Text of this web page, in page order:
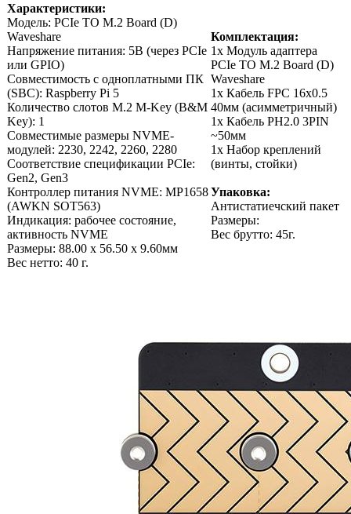
Характеристики:
Модель: PCIe TO M.2 Board (D)
Waveshare
Напряжение питания: 5В (через PCIe
или GPIO)
Совместимость с одноплатными ПК
(SBC): Raspberry Pi 5
Количество слотов M.2 M-Key (B&M
Key): 1
Совместимые размеры NVME-
модулей: 2230, 2242, 2260, 2280
Соответствие спецификации PCIe:
Gen2, Gen3
Контроллер питания NVME: MP1658
(AWKN SOT563)
Индикация: рабочее состояние,
активность NVME
Размеры: 88.00 x 56.50 x 9.60мм
Вес нетто: 40 г.
Комплектация:
1х Модуль адаптера
PCIe TO M.2 Board (D)
Waveshare
1х Кабель FPC 16х0.5
40мм (асимметричный)
1х Кабель PH2.0 3PIN
~50мм
1х Набор креплений
(винты, стойки)
Упаковка:
Антистатиечский пакет
Размеры:
Вес брутто: 45г.